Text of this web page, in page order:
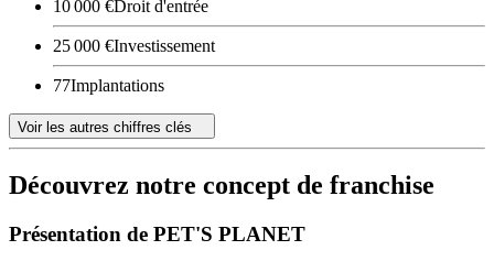
10 000 €Droit d'entrée
25 000 €Investissement
77Implantations
Voir les autres chiffres clés
Découvrez notre concept de franchise
Présentation de PET'S PLANET